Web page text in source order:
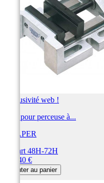
Exclusivité web !
Etau pour perceuse à...
DRAPER
Départ 48H-72H
164,40 €
Ajouter au panier